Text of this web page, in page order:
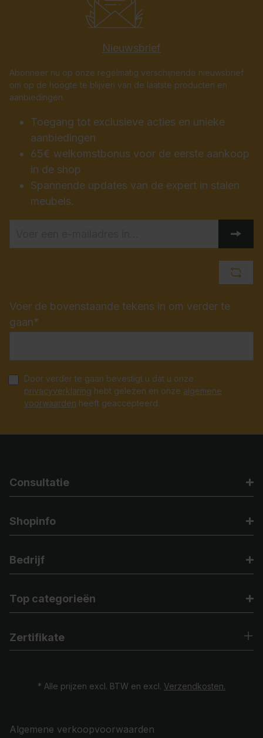
Nieuwsbrief
Abonneer nu op onze regelmatig verschijnende nieuwsbrief
om op de hoogte te blijven van de laatste producten en
aanbiedingen.
Toegang tot exclusieve acties en unieke
aanbiedingen
65€ welkomstbonus voor de eerste aankoop
in de shop
Spannende updates van de expert in stalen
meubels.
Voer de bovenstaande tekens in om verder te
gaan*
Door verder te gaan bevestigt u dat u onze
privacyverklaring hebt gelezen en onze algemene
voorwaarden heeft geaccepteerd.
Consultatie
Shopinfo
Bedrijf
Top categorieën
Zertifikate
* Alle prijzen excl. BTW en excl. Verzendkosten.
Algemene verkoopvoorwaarden